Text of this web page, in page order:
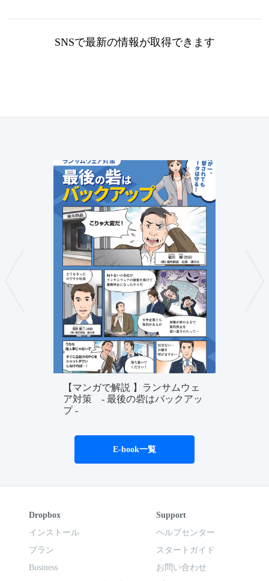
SNSで最新の情報が取得できます
【マンガで解説 】ランサムウェ
ア対策 - 最後の砦はバックアッ
プ -
E-book一覧
Dropbox
インストール
プラン
Business
Support
ヘルプセンター
スタートガイド
お問い合わせ